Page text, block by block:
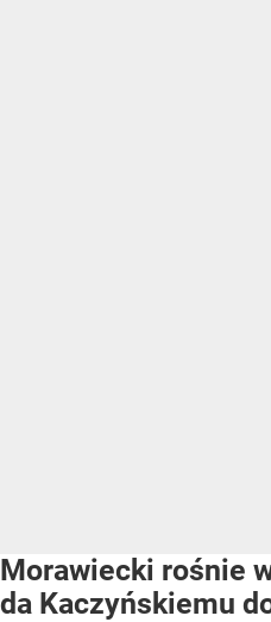
Morawiecki rośnie
da Kaczyńskiemu